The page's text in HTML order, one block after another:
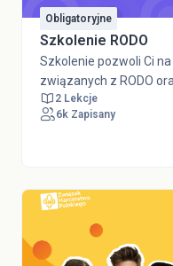
Obligatoryjne
Szkolenie RODO
Szkolenie pozwoli Ci
związanych z RODO
informacje w Twojej
2 Lekcje
6k Zapisany